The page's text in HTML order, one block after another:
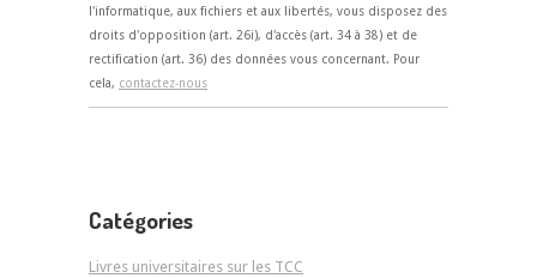
l'informatique, aux fichiers et aux libertés, vous disposez des
droits d'opposition (art. 26i), d'accès (art. 34 à 38) et de
rectification (art. 36) des données vous concernant. Pour
cela, contactez-nous
Catégories
Livres universitaires sur les TCC